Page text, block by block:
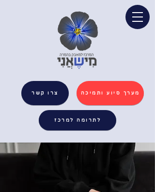
מערך סיוע ותמיכה צרו קשר
לתרומה למרכז